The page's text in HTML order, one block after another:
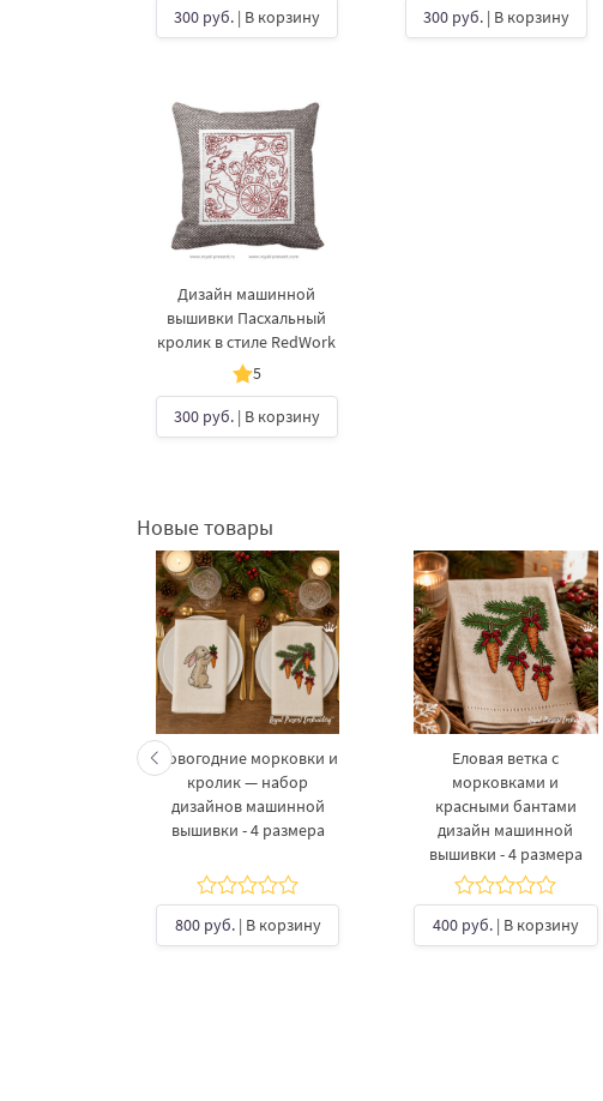
300 руб.| В корзину 300 руб.| В корзину
Дизайн машинной
вышивки Пасхальный
кролик в стиле RedWork
5
300 руб.| В корзину
Новые товары
Новогодние морковки и
кролик — набор
дизайнов машинной
вышивки - 4 размера
800 руб.| В корзину
Еловая ветка с
морковками и
красными бантами
дизайн машинной
вышивки - 4 размера
400 руб.| В корзину